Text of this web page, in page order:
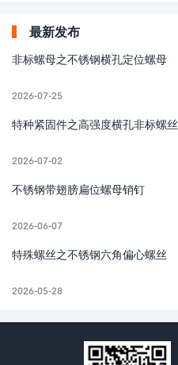
最新发布
非标螺母之不锈钢横孔定位螺母
2026-07-25
特种紧固件之高强度横孔非标螺丝
2026-07-02
不锈钢带翅膀扁位螺母销钉
2026-06-07
特殊螺丝之不锈钢六角偏心螺丝
2026-05-28